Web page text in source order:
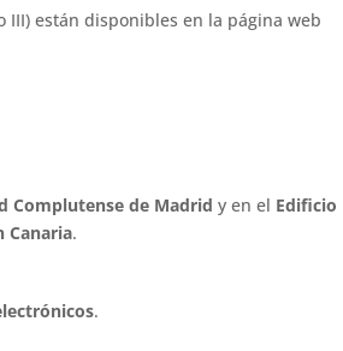
III) están disponibles en la página web
Complutense de Madrid y en el Edificio
Canaria.
.